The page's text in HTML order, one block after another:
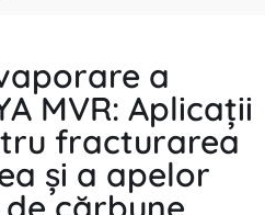
a
MVR: Aplicații
fracturarea
și a apelor